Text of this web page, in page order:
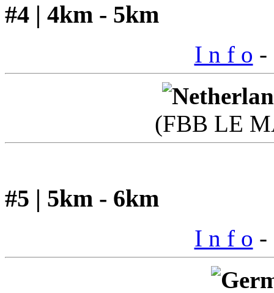
#4 | 4km - 5km
I n f o -
(FBB LE
#5 | 5km - 6km
I n f o -